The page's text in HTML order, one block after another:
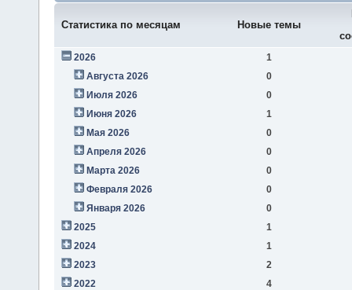
Статистика по месяцам Новые темы
2026
1
Августа 2026
0
Июля 2026
0
Июня 2026
1
Мая 2026
0
Апреля 2026
0
Марта 2026
0
Февраля 2026
0
Января 2026
0
2025
1
2024
1
2023
2
2022
4